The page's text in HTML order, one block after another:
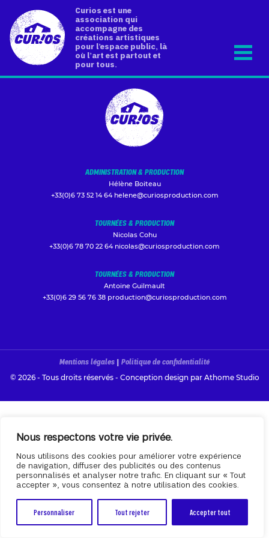
Nous respectons votre vie privée.
Nous utilisons des cookies pour améliorer votre expérience
de navigation, diffuser des publicités ou des contenus
personnalisés et analyser notre trafic. En cliquant sur « Tout
accepter », vous consentez à notre utilisation des cookies.
Personnaliser Tout rejeter Accepter tout
Curios est une
association qui
accompagne des
créations artistiques
pour l’espace public, là
où l’art est partout et
pour tous.
ADMINISTRATION & PRODUCTION
Hélène Boiteau
+33(0)6 73 52 14 64 helene@curiosproduction.com
TOURNÉES & PRODUCTION
Nicolas Cohu
+33(0)6 78 70 22 64 nicolas@curiosproduction.com
TOURNÉES & PRODUCTION
Antoine Guilmault
+33(0)6 29 56 76 38 production@curiosproduction.com
Mentions légales | Politique de confidentialité
© 2026 - Tous droits réservés - Conception design par Athome Studio